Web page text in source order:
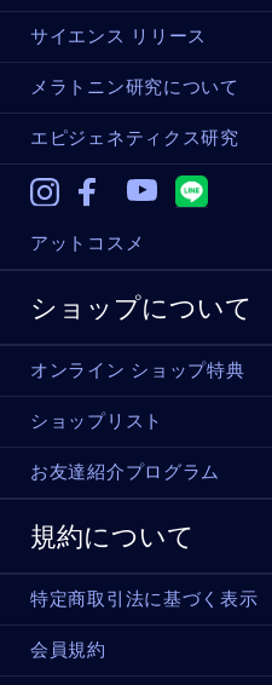
サイエンス リリース
メラトニン研究について
エピジェネティクス研究
InstagramFacebook
アットコスメ
ショップについて
オンライン ショップ特典
ショップリスト
お友達紹介プログラム
規約について
特定商取引法に基づく表示
会員規約